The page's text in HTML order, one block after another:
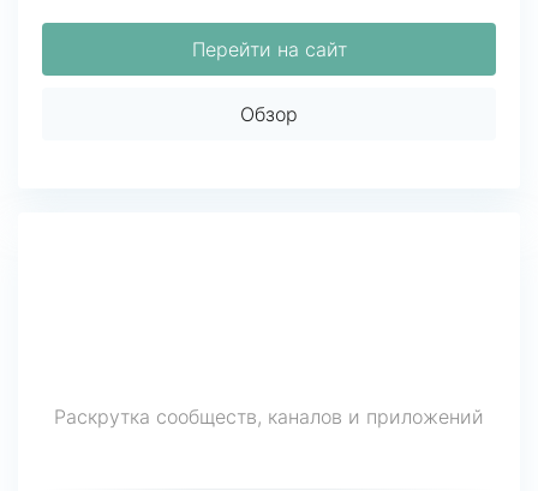
Перейти на сайт
Обзор
Раскрутка сообществ, каналов и приложений